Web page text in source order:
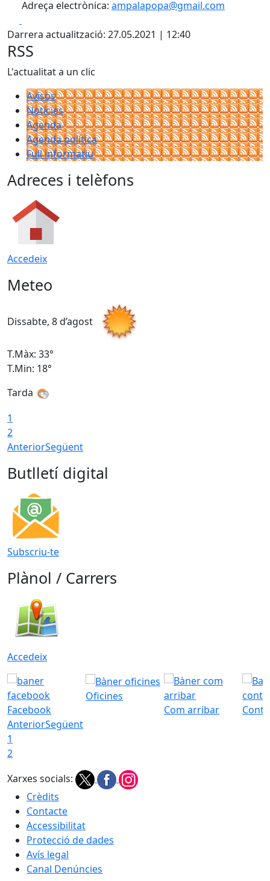
Adreça electrònica: ampalapopa@gmail.com
Darrera actualització: 27.05.2021 | 12:40
RSS
L'actualitat a un clic
Avisos
Notícies
Agenda
Agenda política
Full informatiu
Adreces i telèfons
Accedeix
Meteo
Dissabte, 8 d’agost
T.Màx: 33°
T.Min: 18°
Tarda
1
2
AnteriorSegüent
Butlletí digital
Subscriu-te
Plànol / Carrers
Accedeix
Facebook
Oficines
Com arribar
AnteriorSegüent
1
2
Xarxes socials:
Crèdits
Contacte
Accessibilitat
Protecció de dades
Avís legal
Canal Denúncies